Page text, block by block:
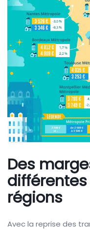
Des
régions
Avec la reprise des